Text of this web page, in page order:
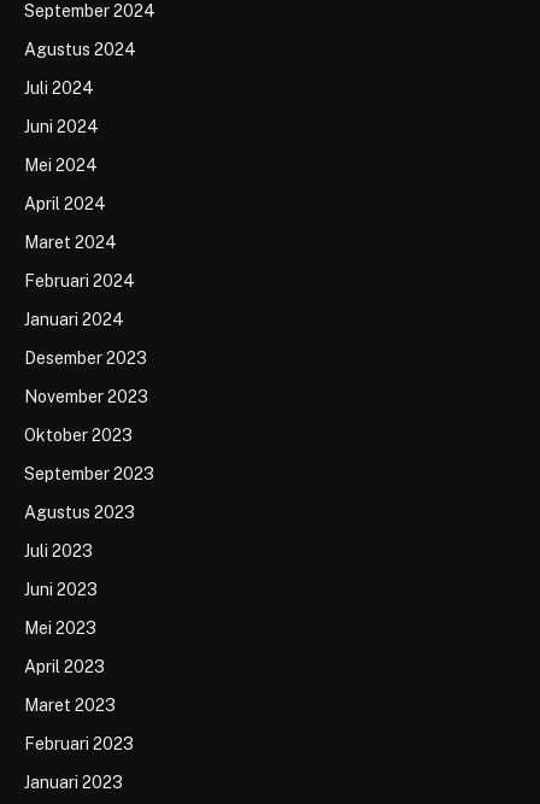
September 2024
Agustus 2024
Juli 2024
Juni 2024
Mei 2024
April 2024
Maret 2024
Februari 2024
Januari 2024
Desember 2023
November 2023
Oktober 2023
September 2023
Agustus 2023
Juli 2023
Juni 2023
Mei 2023
April 2023
Maret 2023
Februari 2023
Januari 2023